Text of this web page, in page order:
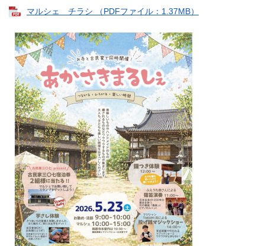
マルシェ チラシ （PDFファイル：1.37MB）